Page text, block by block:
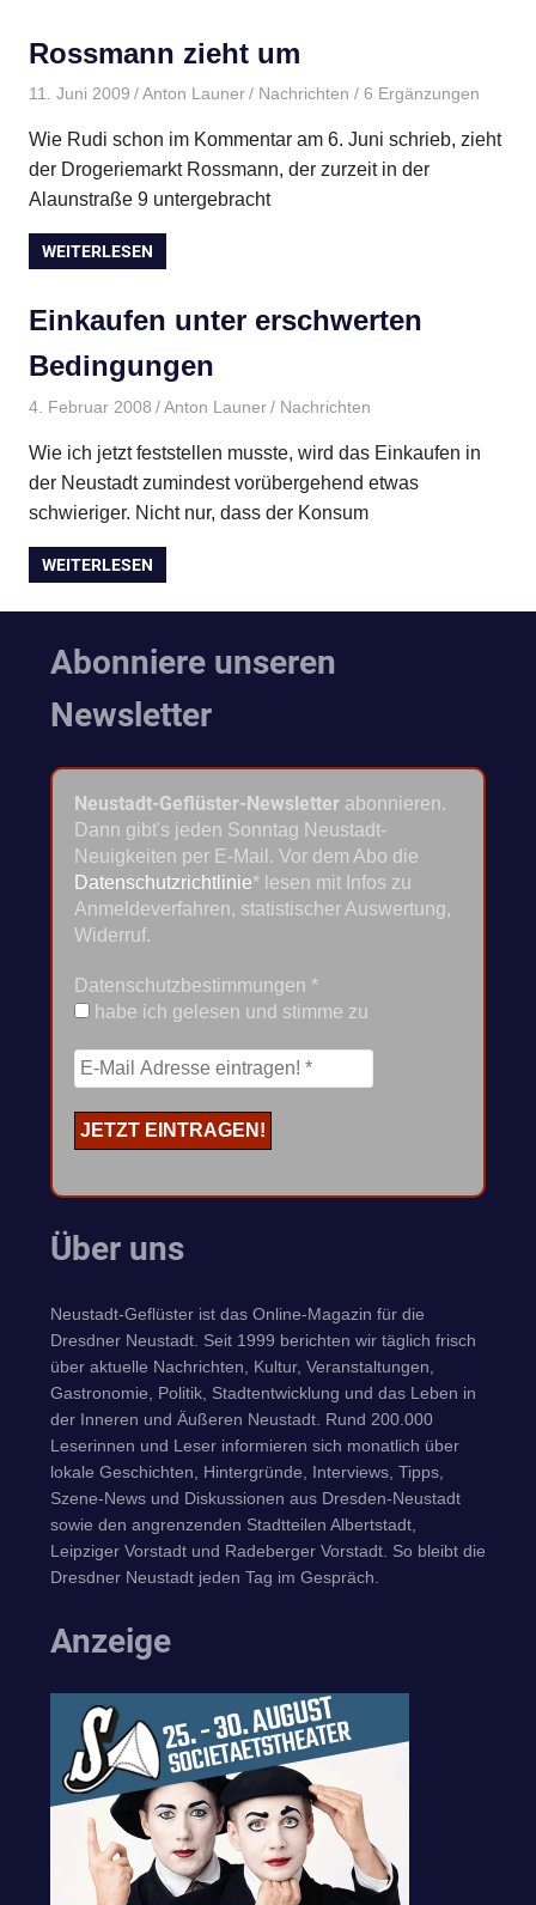
Rossmann zieht um
11. Juni 2009 Anton Launer Nachrichten / 6 Ergänzungen
Wie Rudi schon im Kommentar am 6. Juni schrieb, zieht
der Drogeriemarkt Rossmann, der zurzeit in der
Alaunstraße 9 untergebracht
WEITERLESEN
Einkaufen unter erschwerten
Bedingungen
4. Februar 2008 Anton Launer Nachrichten
Wie ich jetzt feststellen musste, wird das Einkaufen in
der Neustadt zumindest vorübergehend etwas
schwieriger. Nicht nur, dass der Konsum
WEITERLESEN
Abonniere unseren
Newsletter
Neustadt-Geflüster-Newsletter abonnieren.
Dann gibt's jeden Sonntag Neustadt-
Neuigkeiten per E-Mail. Vor dem Abo die
Datenschutzrichtlinie* lesen mit Infos zu
Anmeldeverfahren, statistischer Auswertung,
Widerruf.
Datenschutzbestimmungen *
habe ich gelesen und stimme zu
Über uns
Neustadt-Geflüster ist das Online-Magazin für die
Dresdner Neustadt. Seit 1999 berichten wir täglich frisch
über aktuelle Nachrichten, Kultur, Veranstaltungen,
Gastronomie, Politik, Stadtentwicklung und das Leben in
der Inneren und Äußeren Neustadt. Rund 200.000
Leserinnen und Leser informieren sich monatlich über
lokale Geschichten, Hintergründe, Interviews, Tipps,
Szene-News und Diskussionen aus Dresden-Neustadt
sowie den angrenzenden Stadtteilen Albertstadt,
Leipziger Vorstadt und Radeberger Vorstadt. So bleibt die
Dresdner Neustadt jeden Tag im Gespräch.
Anzeige